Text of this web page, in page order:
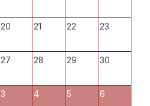
20 21 22 23
27 28 29 30
3 4 5 6